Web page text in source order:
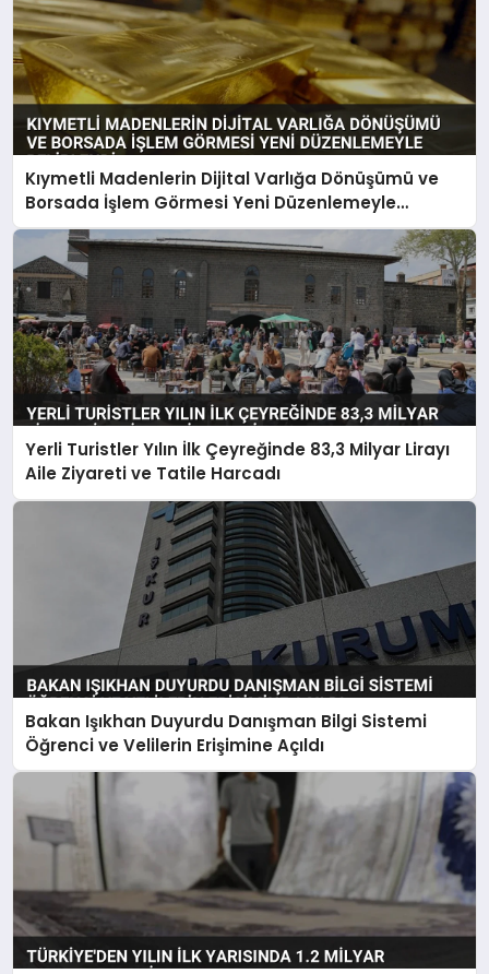
Kıymetli Madenlerin Dijital Varlığa Dönüşümü ve
Borsada İşlem Görmesi Yeni Düzenlemeyle
Belirlendi
Yerli Turistler Yılın İlk Çeyreğinde 83,3 Milyar Lirayı
Aile Ziyareti ve Tatile Harcadı
Bakan Işıkhan Duyurdu Danışman Bilgi Sistemi
Öğrenci ve Velilerin Erişimine Açıldı